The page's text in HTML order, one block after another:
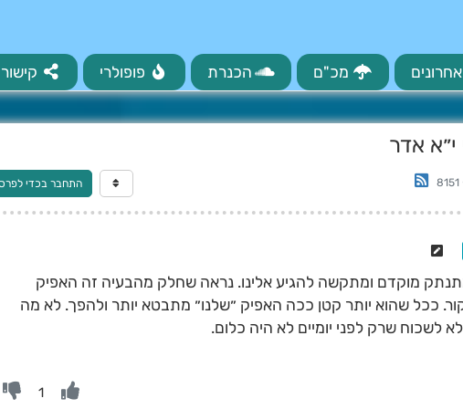
מכ"ם הכנרת פופולרי
אדר
8151 התחבר בכדי
מוקדם ומתקשה להגיע אלינו. נראה שחלק מהבעיה זה האפיק
ככל שהוא יותר קטן ככה האפיק ״שלנו״ מתבטא יותר ולהפך. לא מה
לשכוח שרק לפני יומיים לא היה כלום.
1